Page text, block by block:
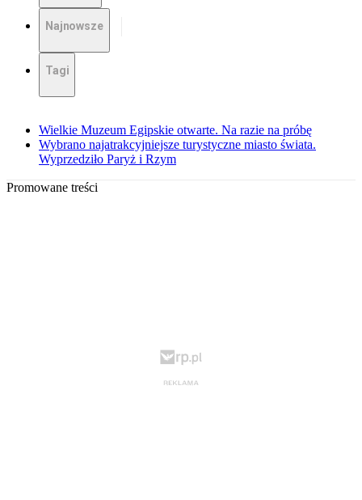
Najnowsze
Tagi
Wielkie Muzeum Egipskie otwarte. Na razie na próbę
Wybrano najatrakcyjniejsze turystyczne miasto świata.
Wyprzedziło Paryż i Rzym
Promowane treści